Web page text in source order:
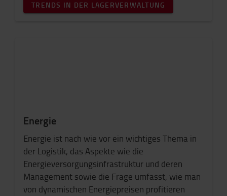
TRENDS IN DER LAGERVERWALTUNG
Energie
Energie ist nach wie vor ein wichtiges Thema in
der Logistik, das Aspekte wie die
Energieversorgungsinfrastruktur und deren
Management sowie die Frage umfasst, wie man
von dynamischen Energiepreisen profitieren